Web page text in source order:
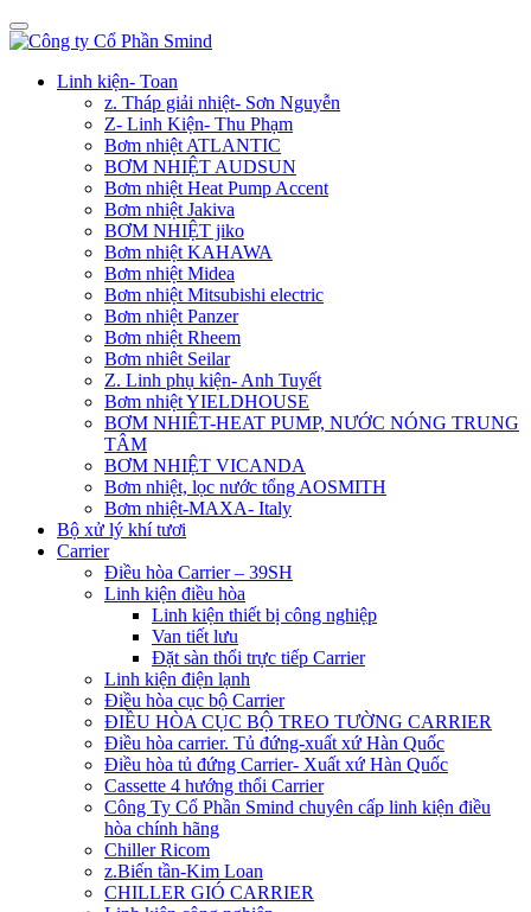
Linh kiện- Toan
z. Tháp giải nhiệt- Sơn Nguyễn
Z- Linh Kiện- Thu Phạm
Bơm nhiệt ATLANTIC
BƠM NHIỆT AUDSUN
Bơm nhiệt Heat Pump Accent
Bơm nhiệt Jakiva
BƠM NHIỆT jiko
Bơm nhiệt KAHAWA
Bơm nhiệt Midea
Bơm nhiệt Mitsubishi electric
Bơm nhiệt Panzer
Bơm nhiệt Rheem
Bơm nhiêt Seilar
Z. Linh phụ kiện- Anh Tuyết
Bơm nhiệt YIELDHOUSE
BƠM NHIÊT-HEAT PUMP, NƯỚC NÓNG TRUNG
TÂM
BƠM NHIỆT VICANDA
Bơm nhiệt, lọc nước tổng AOSMITH
Bơm nhiệt-MAXA- Italy
Bộ xử lý khí tươi
Carrier
Điều hòa Carrier – 39SH
Linh kiện điều hòa
Linh kiện thiết bị công nghiệp
Van tiết lưu
Đặt sàn thổi trực tiếp Carrier
Linh kiện điện lạnh
Điều hòa cục bộ Carrier
ĐIỀU HÒA CỤC BỘ TREO TƯỜNG CARRIER
Điều hòa carrier. Tủ đứng-xuất xứ Hàn Quốc
Điều hòa tủ đứng Carrier- Xuất xứ Hàn Quốc
Cassette 4 hướng thổi Carrier
Công Ty Cổ Phần Smind chuyên cấp linh kiện điều
hòa chính hãng
Chiller Ricom
z.Biến tần-Kim Loan
CHILLER GIÓ CARRIER